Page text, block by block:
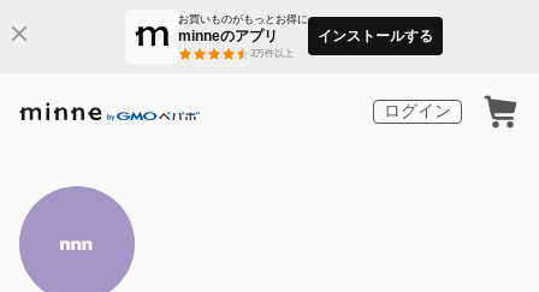
お買いものがもっとお得に
minneのアプリ
3万件以上
インストールする
ログイン